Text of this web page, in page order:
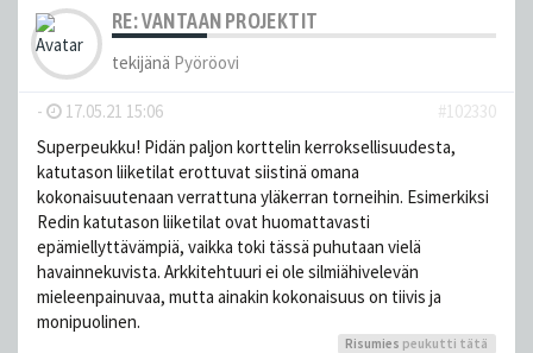
RE: VANTAAN PROJEKTIT
tekijänä Pyöröovi
- 17.05.21 15:06
#102330
Superpeukku! Pidän paljon korttelin kerroksellisuudesta,
katutason liiketilat erottuvat siistinä omana
kokonaisuutenaan verrattuna yläkerran torneihin. Esimerkiksi
Redin katutason liiketilat ovat huomattavasti
epämiellyttävämpiä, vaikka toki tässä puhutaan vielä
havainnekuvista. Arkkitehtuuri ei ole silmiähivelevän
mieleenpainuvaa, mutta ainakin kokonaisuus on tiivis ja
monipuolinen.
Risumies peukutti tätä